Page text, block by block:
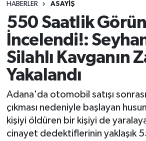
HABERLER ASAYIŞ
550 Saatlik
İncelendi!:
Silahlı Kavganın
Yakalandı
Adana'da otomobil satışı sonrası
çıkması nedeniyle başlayan
kişiyi öldüren bir kişiyi de
cinayet dedektiflerinin yaklaşık